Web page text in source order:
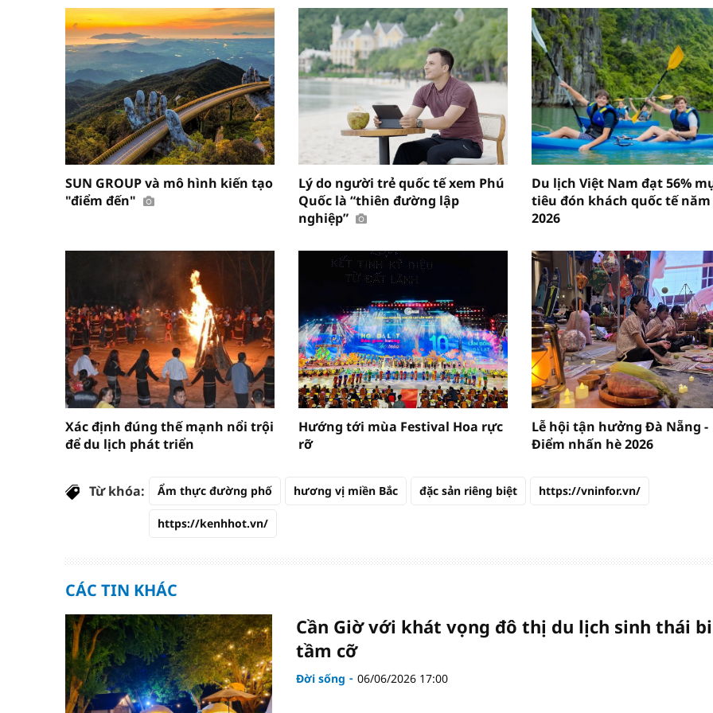
SUN GROUP và mô hình kiến tạo
"điểm đến"
Lý do người trẻ quốc tế xem Phú
Quốc là “thiên đường lập
nghiệp”
Du lịch Việt Nam đạt 56%
tiêu đón khách quốc tế năm
2026
Xác định đúng thế mạnh nổi trội
để du lịch phát triển
Hướng tới mùa Festival Hoa rực
rỡ
Lễ hội tận hưởng Đà Nẵng -
Điểm nhấn hè 2026
Từ khóa: Ẩm thực đường phố hương vị miền Bắc đặc sản riêng biệt https://vninfor.vn/
https://kenhhot.vn/
CÁC TIN KHÁC
Cần Giờ với khát vọng đô thị du lịch sinh thái
tầm cỡ
Đời sống 06/06/2026 17:00